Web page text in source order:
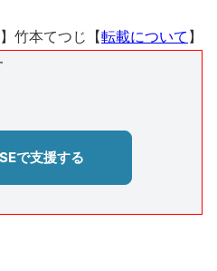
竹本てつじ【転載について 】